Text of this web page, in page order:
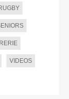
VIDEOS